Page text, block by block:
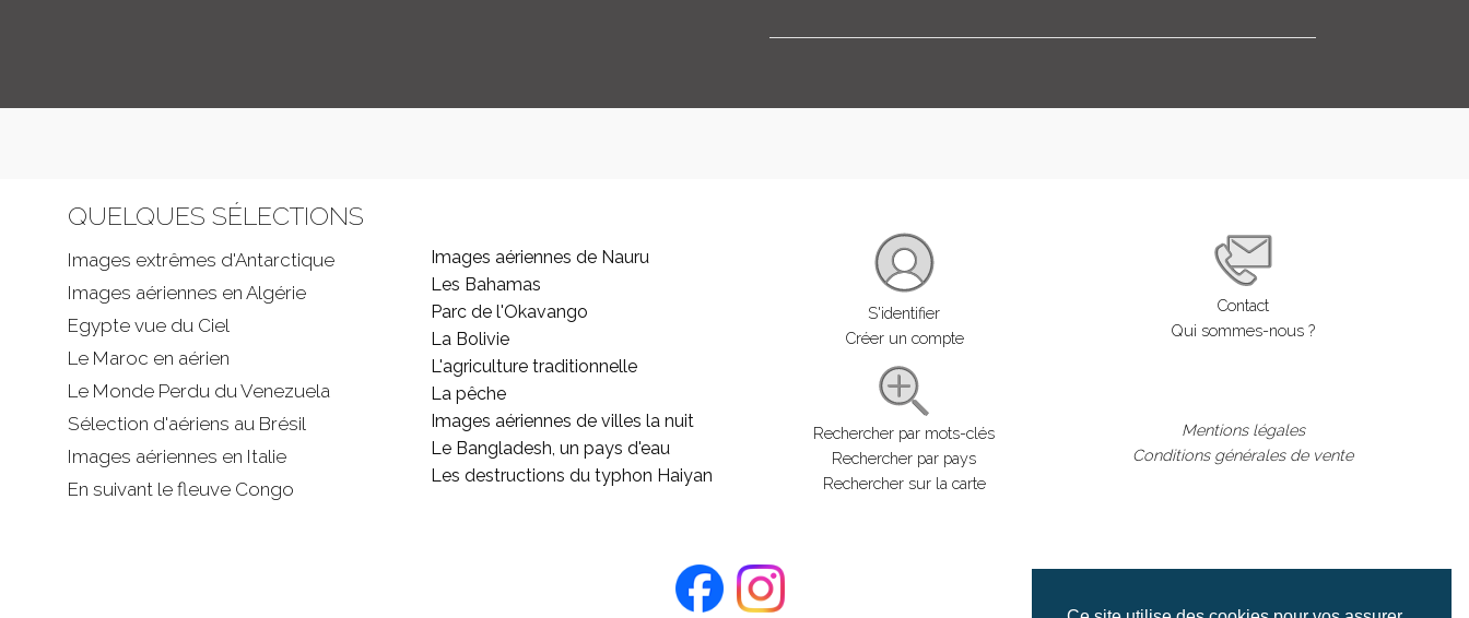
QUELQUES SÉLECTIONS
Images extrêmes d'Antarctique
Images aériennes en Algérie
Egypte vue du Ciel
Le Maroc en aérien
Le Monde Perdu du Venezuela
Sélection d'aériens au Brésil
Images aériennes en Italie
En suivant le fleuve Congo
Images aériennes de Nauru
Les Bahamas
Parc de l'Okavango
La Bolivie
L'agriculture traditionnelle
La pêche
Images aériennes de villes la nuit
Le Bangladesh, un pays d'eau
Les destructions du typhon Haiyan
S'identifier
Créer un compte
Rechercher par mots-clés
Rechercher par pays
Rechercher sur la carte
Contact
Qui sommes-nous ?
Mentions légales
Conditions générales de vente